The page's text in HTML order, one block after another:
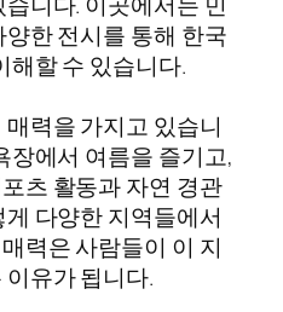
한 전시를 통해 한국
해할 수 있습니다.
력을 가지고 있습니
장에서 여름을 즐기고,
츠 활동과 자연 경관
다양한 지역들에서
력은 사람들이 이 지
유가 됩니다.